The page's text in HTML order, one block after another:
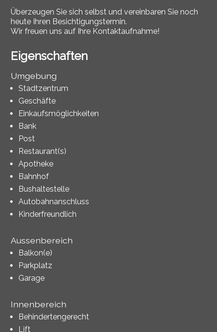
Überzeugen Sie sich selbst und vereinbaren Sie noch
heute Ihren Besichtigungstermin.
Wir freuen uns auf Ihre Kontaktaufnahme!
Eigenschaften
Umgebung
Stadtzentrum
Geschäfte
Einkaufsmöglichkeiten
Bank
Post
Restaurant(s)
Apotheke
Bahnhof
Bushaltestelle
Autobahnanschluss
Kinderfreundlich
Aussenbereich
Balkon(e)
Parkplatz
Garage
Innenbereich
Behindertengerecht
Lift